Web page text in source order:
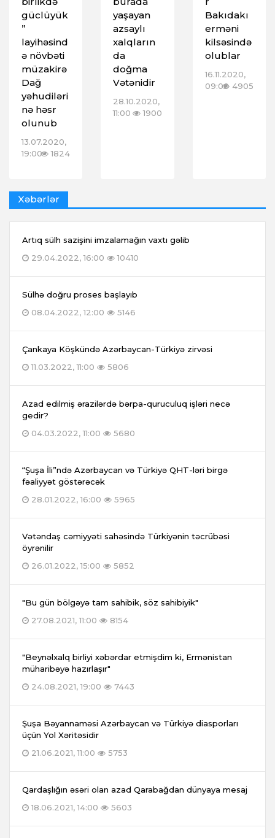
güclüyük
”
layihəsind
ə növbəti
müzakirə
Dağ
yəhudiləri
nə həsr
olunub
13.07.2020,
19:00
1824
yaşayan
azsaylı
xalqların
da
doğma
Vətənidir
28.10.2020,
11:00
1900
Bakıdakı
erməni
kilsəsində
olublar
16.11.2020,
09:004905
Xəbərlər
Artıq sülh sazişini imzalamağın vaxtı gəlib
29.04.2022, 16:00
10410
Sülhə doğru proses başlayıb
08.04.2022, 12:00
5146
Çankaya Köşkündə Azərbaycan-Türkiyə zirvəsi
11.03.2022, 11:00
5806
Azad edilmiş ərazilərdə bərpa-quruculuq işləri necə
gedir?
04.03.2022, 11:00
5680
“Şuşa İli”ndə Azərbaycan və Türkiyə QHT-ləri birgə
fəaliyyət göstərəcək
28.01.2022, 16:00
5965
Vətəndaş cəmiyyəti sahəsində Türkiyənin təcrübəsi
öyrənilir
26.01.2022, 15:00
5852
"Bu gün bölgəyə tam sahibik, söz sahibiyik"
27.08.2021, 11:00
8154
"Beynəlxalq birliyi xəbərdar etmişdim ki, Ermənistan
müharibəyə hazırlaşır"
24.08.2021, 19:00
7443
Şuşa Bəyannaməsi Azərbaycan və Türkiyə diasporları
üçün Yol Xəritəsidir
21.06.2021, 11:00
5753
Qardaşlığın əsəri olan azad Qarabağdan dünyaya mesaj
18.06.2021, 14:00
5603